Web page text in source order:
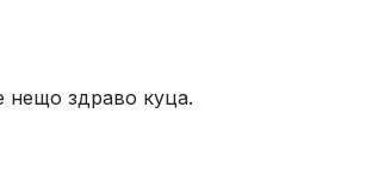
нещо здраво куца.